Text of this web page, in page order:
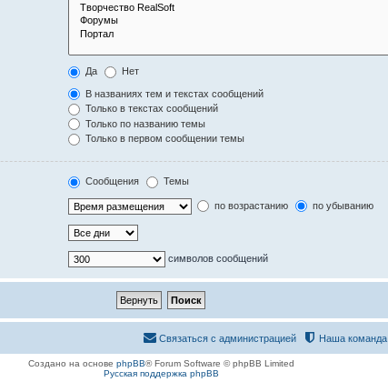
Да Нет
В названиях тем и текстах сообщений
Только в текстах сообщений
Только по названию темы
Только в первом сообщении темы
Сообщения Темы
по возрастанию по убыванию
символов сообщений
Наша команда
Связаться с администрацией
Создано на основе phpBB® Forum Software © phpBB Limited
Русская поддержка phpBB